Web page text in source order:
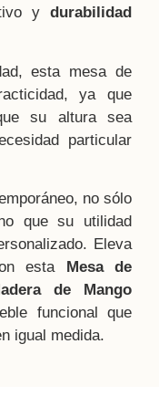
y durabilidad
esta mesa de
ya que
su altura sea
particular
no sólo
que su utilidad
Eleva
esta Mesa de
de Mango
funcional que
igual medida.